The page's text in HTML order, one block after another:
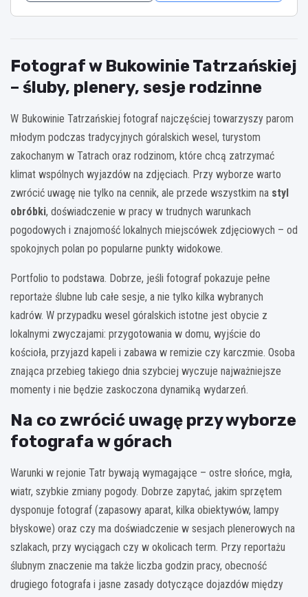
Fotograf w Bukowinie Tatrzańskiej
– śluby, plenery, sesje rodzinne
W Bukowinie Tatrzańskiej fotograf najczęściej towarzyszy parom
młodym podczas tradycyjnych góralskich wesel, turystom
zakochanym w Tatrach oraz rodzinom, które chcą zatrzymać
klimat wspólnych wyjazdów na zdjęciach. Przy wyborze warto
zwrócić uwagę nie tylko na cennik, ale przede wszystkim na styl
obróbki, doświadczenie w pracy w trudnych warunkach
pogodowych i znajomość lokalnych miejscówek zdjęciowych – od
spokojnych polan po popularne punkty widokowe.
Portfolio to podstawa. Dobrze, jeśli fotograf pokazuje pełne
reportaże ślubne lub całe sesje, a nie tylko kilka wybranych
kadrów. W przypadku wesel góralskich istotne jest obycie z
lokalnymi zwyczajami: przygotowania w domu, wyjście do
kościoła, przyjazd kapeli i zabawa w remizie czy karczmie. Osoba
znająca przebieg takiego dnia szybciej wyczuje najważniejsze
momenty i nie będzie zaskoczona dynamiką wydarzeń.
Na co zwrócić uwagę przy wyborze
fotografa w górach
Warunki w rejonie Tatr bywają wymagające – ostre słońce, mgła,
wiatr, szybkie zmiany pogody. Dobrze zapytać, jakim sprzętem
dysponuje fotograf (zapasowy aparat, kilka obiektywów, lampy
błyskowe) oraz czy ma doświadczenie w sesjach plenerowych na
szlakach, przy wyciągach czy w okolicach term. Przy reportażu
ślubnym znaczenie ma także liczba godzin pracy, obecność
drugiego fotografa i jasne zasady dotyczące dojazdów między